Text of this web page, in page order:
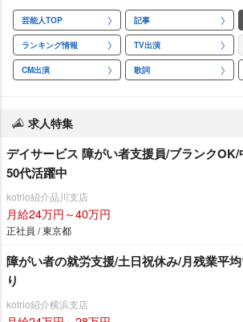
芸能人TOP 記事
ランキング情報 TV出演
CM出演 歌詞
求人特集
デイサービス 障がい者支援員/ブランクOK/
50代活躍中
kotrio紹介品川支店
月給24万円～40万円
正社員 / 東京都
障がい者の就労支援/土日祝休み/月残業平
り
kotrio紹介横浜支店